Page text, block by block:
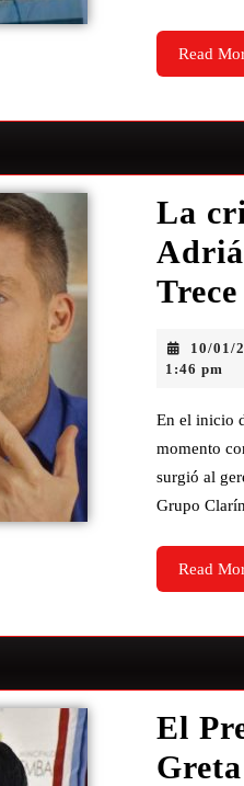
Read
La
Trece
10/01/
1:46 pm
En el inicio
momento
surgió al
Grupo
Read
El